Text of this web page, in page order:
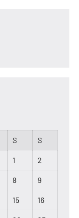
S S
1 2
8 9
15 16